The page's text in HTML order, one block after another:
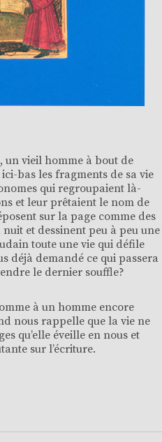
vieil homme à bout de
bas les fragments de sa vie
qui regroupaient là-
et leur prêtaient le nom de
sur la page comme des
et dessinent peu à peu une
toute une vie qui défile
déjà demandé ce qui passera
le dernier souffle?
à un homme encore
nous rappelle que la vie ne
qu’elle éveille en nous et
sur l’écriture.